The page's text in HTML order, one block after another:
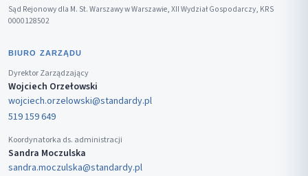
Sąd Rejonowy dla M. St. Warszawy w Warszawie, XII Wydział Gospodarczy, KRS
0000128502
BIURO ZARZĄDU
Dyrektor Zarządzający
Wojciech Orzełowski
wojciech.orzelowski@standardy.pl
519 159 649
Koordynatorka ds. administracji
Sandra Moczulska
sandra.moczulska@standardy.pl